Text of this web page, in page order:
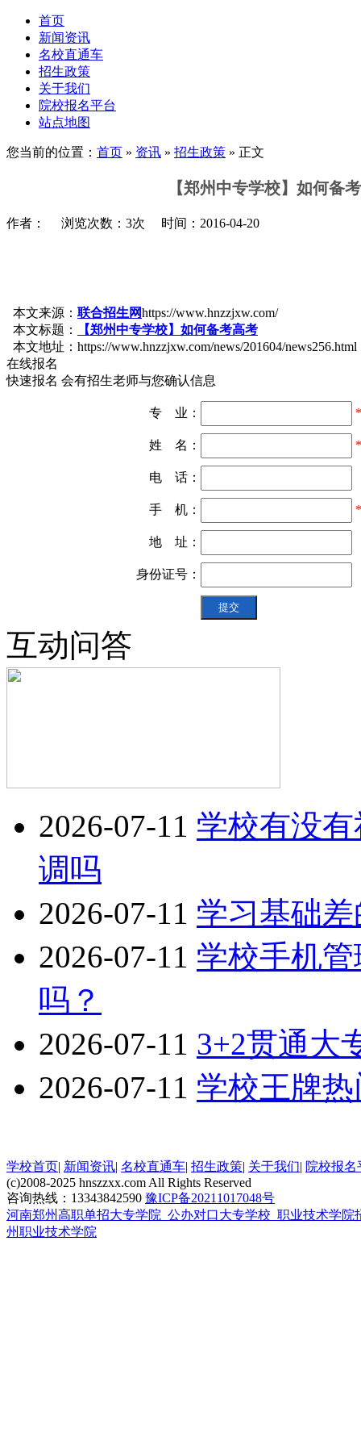
首页
新闻资讯
名校直通车
招生政策
关于我们
院校报名平台
站点地图
您当前的位置： 首页 » 资讯 » 招生政策 » 正文
【郑州中专学校】如何备
作者： 浏览次数：3次 时间：2016-04-20
本文来源： 联合招生网https://www.hnzzjxw.com/
本文标题：
【郑州中专学校】如何备考高考
本文地址：https://www.hnzzjxw.com/news/201604/news256.html
在线报名
快速报名 会有招生老师与您确认信息
专 业： *
姓 名： *
电 话：
手 机： *
地 址：
身份证号：
互动问答
2026-07-11 学校有没
调吗
2026-07-11 学习基础
2026-07-11 学校手机
吗？
2026-07-11 3+2贯通大
2026-07-11 学校王牌
学校首页| 新闻资讯| 名校直通车| 招生政策| 关于我们| 院校报名
(c)2008-2025 hnszzxx.com All Rights Reserved
咨询热线：13343842590 豫ICP备20211017048号
河南郑州高职单招大专学院_公办对口大专学校_职业技术学院
州职业技术学院